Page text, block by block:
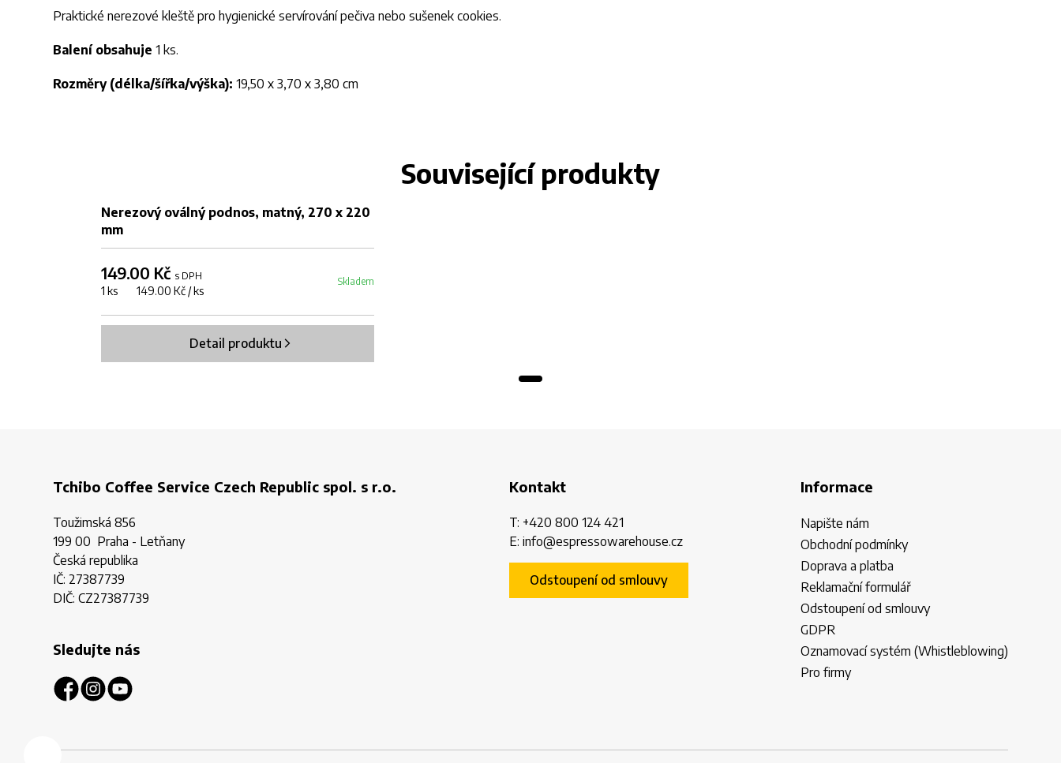
Praktické nerezové kleště pro hygienické servírování pečiva nebo sušenek cookies.
Balení obsahuje 1 ks.
Rozměry (délka/šířka/výška): 19,50 x 3,70 x 3,80 cm
Související produkty
Nerezový oválný podnos, matný, 270 x 220
mm
149.00 Kč s DPH
1 ks 149.00 Kč / ks
Skladem
Detail produktu
Tchibo Coffee Service Czech Republic spol. s r.o.
Toužimská 856
199 00 Praha - Letňany
Česká republika
IČ: 27387739
DIČ: CZ27387739
Sledujte nás
Kontakt
T: +420 800 124 421
E: info@espressowarehouse.cz
Odstoupení od smlouvy
Informace
Napište nám
Obchodní podmínky
Doprava a platba
Reklamační formulář
Odstoupení od smlouvy
GDPR
Oznamovací systém (Whistleblowing)
Pro firmy